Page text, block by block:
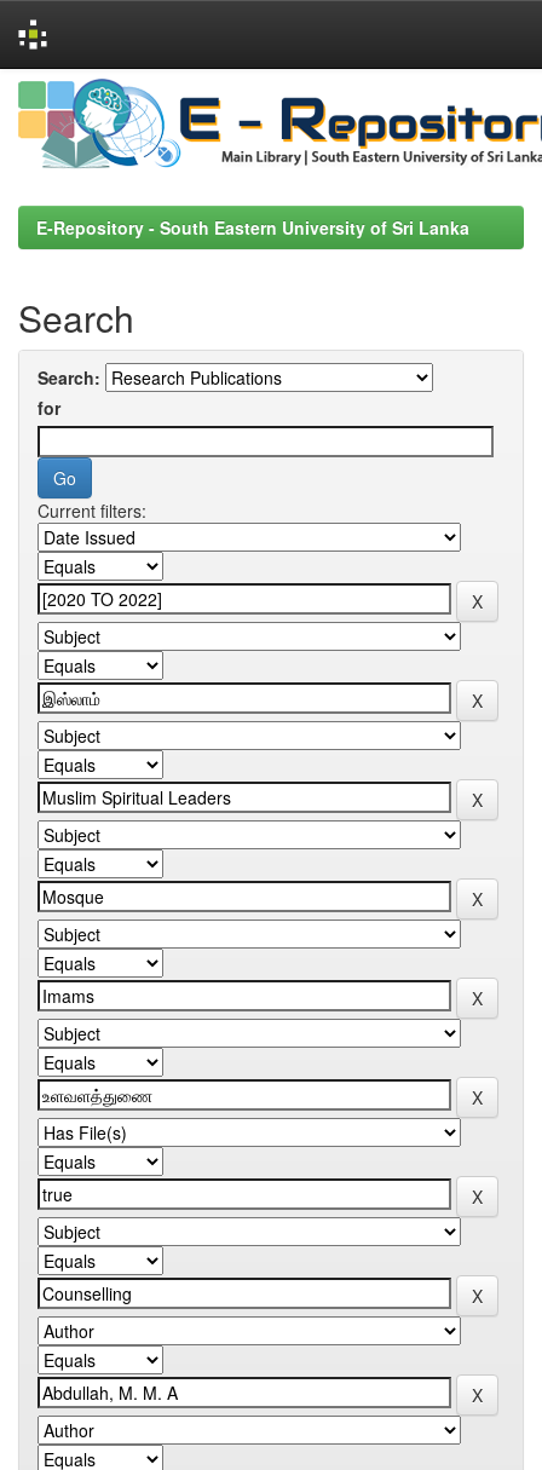
Skip
navigation
E-Repository - South Eastern University of Sri Lanka
Search
Search:
for
Current filters: